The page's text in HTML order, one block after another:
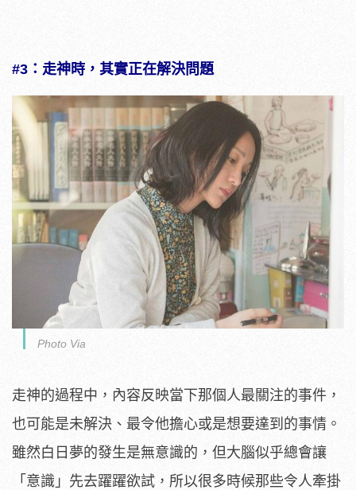
#3：走神時，其實正在解決問題
Photo Via
走神的過程中，內容反映當下那個人最關注的事件，
也可能是未解決、最令他擔心或是想要達到的事情。
雖然白日夢的發生是無意識的，但大腦似乎總會讓
「意識」先去躍躍欲試，所以很多時候那些令人牽掛